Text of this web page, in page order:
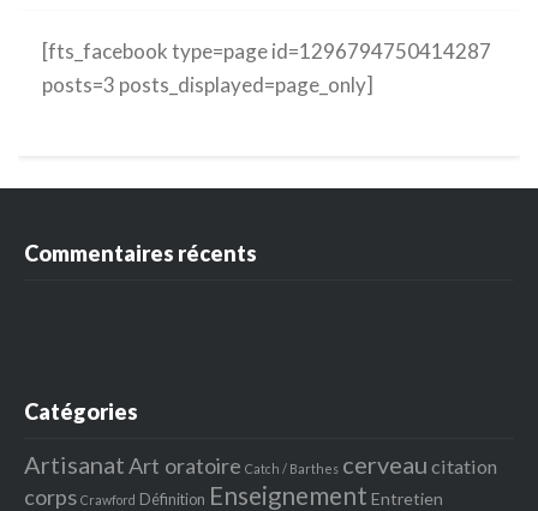
[fts_facebook type=page id=1296794750414287
posts=3 posts_displayed=page_only]
Commentaires récents
Catégories
ArtisanatArt oratoire Catch / Barthes cerveau citation
corps Crawford Définition Enseignement Entretien